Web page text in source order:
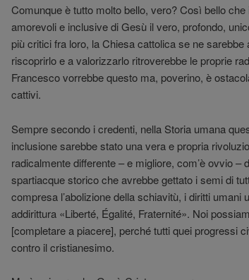
Comunque è tutto molto bello, vero? Così bello
amorevoli e inclusive di Gesù il vero, profondo,
più critici fra loro, la Chiesa cattolica se ne sarebbe
riscoprirlo e a valorizzarlo ritroverebbe le proprie
Francesco vorrebbe questo ma, poverino, è
cattivi.
Sempre secondo i credenti, nella Storia umana
inclusione sarebbe stato una vera e propria
radicalmente differente – e migliore, com’è ovvio
spartiacque storico che avrebbe gettato i semi di
compresa l’abolizione della schiavitù, i diritti umani
addirittura «Liberté, Égalité, Fraternité». Noi
[completare a piacere], perché tutti quei progressi
contro il cristianesimo.